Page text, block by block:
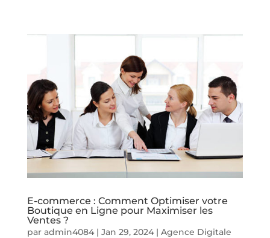
E-commerce : Comment Optimiser votre
Boutique en Ligne pour Maximiser les
Ventes ?
par admin4084| Jan 29, 2024| Agence Digitale